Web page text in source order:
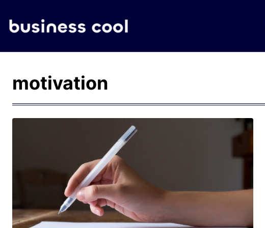
motivation